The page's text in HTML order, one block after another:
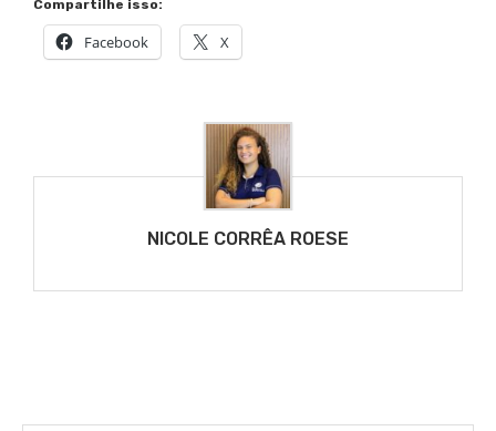
Compartilhe isso:
Facebook X
NICOLE CORRÊA ROESE